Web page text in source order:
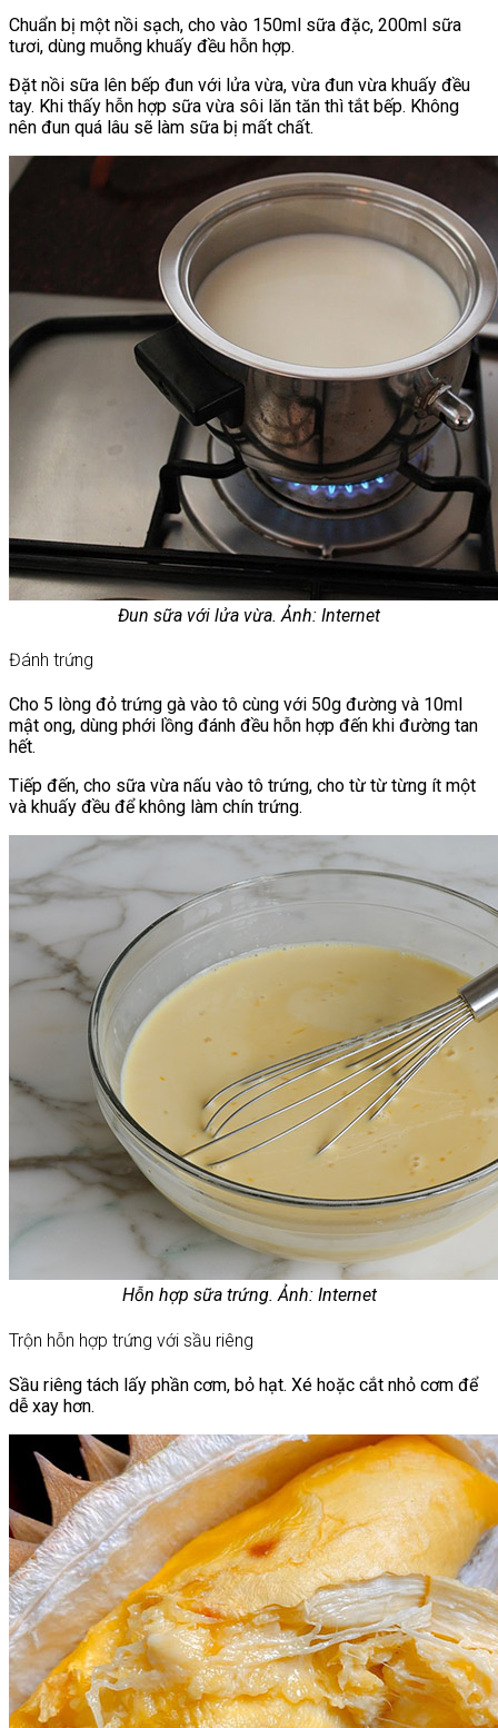
Chuẩn bị một nồi sạch, cho vào 150ml sữa đặc, 200ml sữa
tươi, dùng muỗng khuấy đều hỗn hợp.
Đặt nồi sữa lên bếp đun với lửa vừa, vừa đun vừa khuấy đều
tay. Khi thấy hỗn hợp sữa vừa sôi lăn tăn thì tắt bếp. Không
nên đun quá lâu sẽ làm sữa bị mất chất.
Đun sữa với lửa vừa. Ảnh: Internet
Đánh trứng
Cho 5 lòng đỏ trứng gà vào tô cùng với 50g đường và 10ml
mật ong, dùng phới lồng đánh đều hỗn hợp đến khi đường tan
hết.
Tiếp đến, cho sữa vừa nấu vào tô trứng, cho từ từ từng ít một
và khuấy đều để không làm chín trứng.
Hỗn hợp sữa trứng. Ảnh: Internet
Trộn hỗn hợp trứng với sầu riêng
Sầu riêng tách lấy phần cơm, bỏ hạt. Xé hoặc cắt nhỏ cơm để
dễ xay hơn.